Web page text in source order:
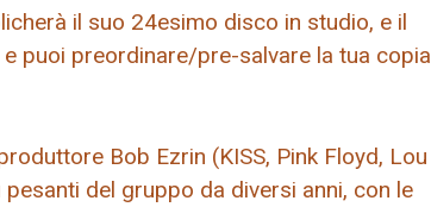
il suo 24esimo disco in studio, e il
puoi preordinare/pre-salvare la tua copia
Bob Ezrin (KISS, Pink Floyd, Lou
del gruppo da diversi anni, con le